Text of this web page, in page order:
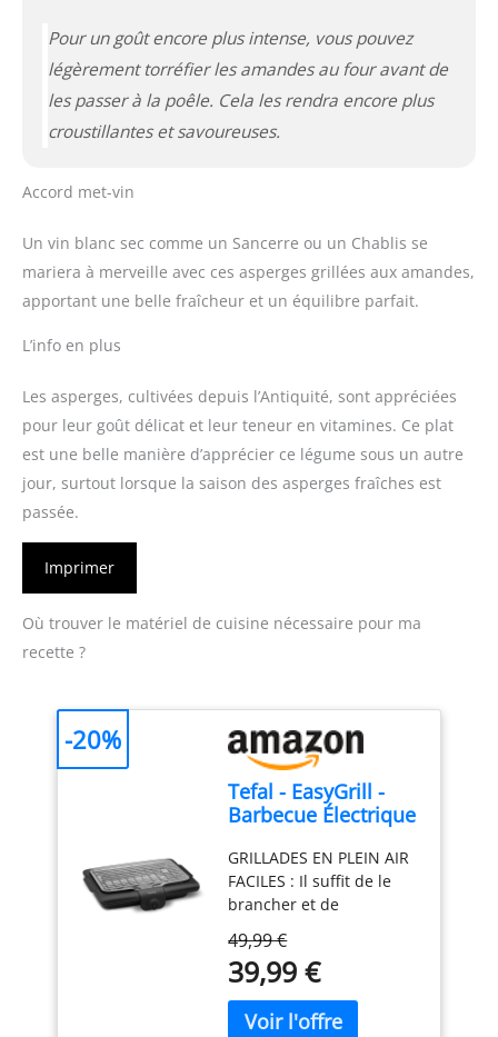
Pour un goût encore plus intense, vous pouvez
légèrement torréfier les amandes au four avant de
les passer à la poêle. Cela les rendra encore plus
croustillantes et savoureuses.
Accord met-vin
Un vin blanc sec comme un Sancerre ou un Chablis se
mariera à merveille avec ces asperges grillées aux amandes,
apportant une belle fraîcheur et un équilibre parfait.
L’info en plus
Les asperges, cultivées depuis l’Antiquité, sont appréciées
pour leur goût délicat et leur teneur en vitamines. Ce plat
est une belle manière d’apprécier ce légume sous un autre
jour, surtout lorsque la saison des asperges fraîches est
passée.
Imprimer
Où trouver le matériel de cuisine nécessaire pour ma
recette ?
Tefal - EasyGrill -
Barbecue Électrique
personnes - 2100W
GRILLADES EN PLEIN AIR
FACILES : Il suffit de le
brancher et de
pour des grillades
délicieuses avec votre
famille et vos amis
PUISSANT : Un barbecue
49,99 €
39,99 €
-20%